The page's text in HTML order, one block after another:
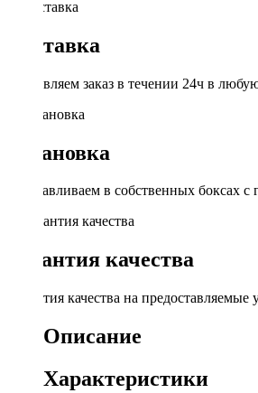
Доставка
Доставляем заказ в течении 24ч в
Установка
Устанавливаем в собственных боксах с
Гарантия качества
Гарантия качества на
Описание
Характеристики